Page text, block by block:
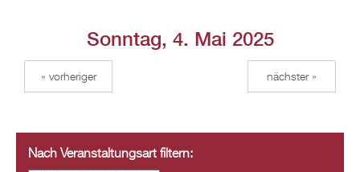
Sonntag, 4. Mai 2025
« vorheriger nächster »
Nach Veranstaltungsart filtern: